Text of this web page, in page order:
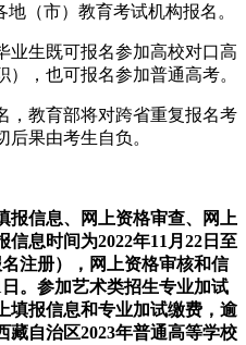
（市）教育考试机构报名。
业生既可报名参加高校对口高
，也可报名参加普通高考。
，教育部将对跨省重复报名考
果由考生自负。
报信息、网上资格审查、网上
息时间为2022年11月22日至
注册），网上资格审核和信
。参加艺术类招生专业加试
填报信息和专业加试缴费，逾
藏自治区2023年普通高等学校